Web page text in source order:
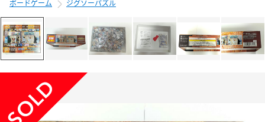
ボードゲーム
ジグソーパズル